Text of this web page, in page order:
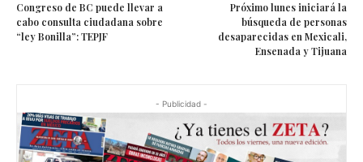
Congreso de BC puede llevar a
cabo consulta ciudadana sobre
“ley Bonilla”: TEPJF
Próximo lunes iniciará la
búsqueda de personas
desaparecidas en Mexicali,
Ensenada y Tijuana
- Publicidad -